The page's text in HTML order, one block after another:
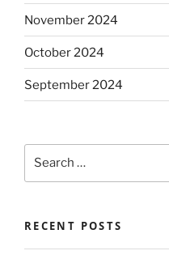
November 2024
October 2024
September 2024
RECENT POSTS